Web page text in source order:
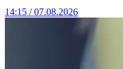
14:15 / 07.08.2026